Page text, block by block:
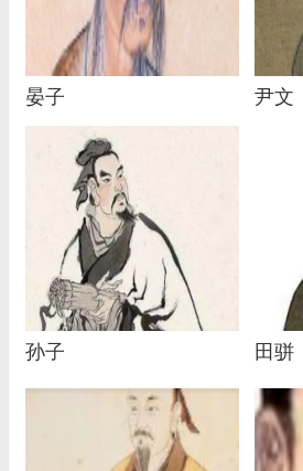
晏子 尹文
孙子 田骈